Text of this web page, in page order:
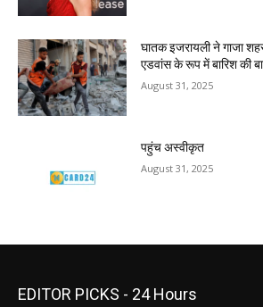
घातक इजरायली ने गाजा
एडवांस के रूप में बारिश की
August 31, 2025
पहुंच अस्वीकृत
August 31, 2025
EDITOR PICKS - 24 Hours